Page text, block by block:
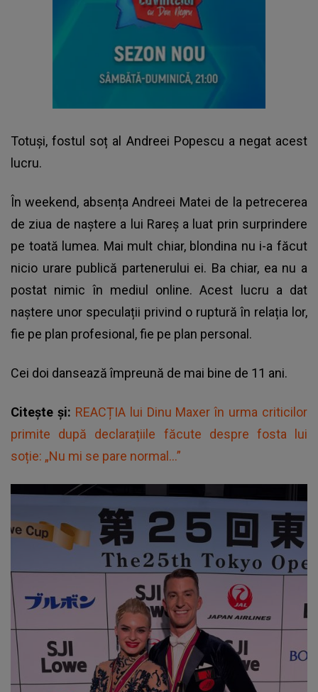
Totuși, fostul soț al Andreei Popescu a negat acest
lucru.
În weekend, absența Andreei Matei de la petrecerea
de ziua de naștere a lui Rareș a luat prin surprindere
pe toată lumea. Mai mult chiar, blondina nu i-a făcut
nicio urare publică partenerului ei. Ba chiar, ea nu a
postat nimic în mediul online. Acest lucru a dat
naștere unor speculații privind o ruptură în relația lor,
fie pe plan profesional, fie pe plan personal.
Cei doi dansează împreună de mai bine de 11 ani.
Citește și: REACȚIA lui Dinu Maxer în urma criticilor
primite după declarațiile făcute despre fosta lui
soție: „Nu mi se pare normal...”